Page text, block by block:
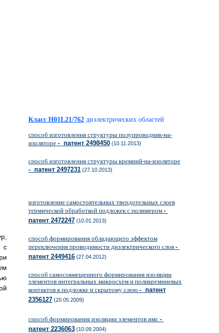
с
Класс H01L21/762 диэлектрических областей
способ изготовления структуры полупроводник-на-
изоляторе - патент 2498450 (10.11.2013)
способ изготовления структуры кремний-на-изоляторе
- патент 2497231 (27.10.2013)
изготовление самостоятельных твердотельных слоев
термической обработкой подложек с полимером -
патент 2472247 (10.01.2013)
способ формирования обладающего эффектом
переключения проводимости диэлектрического слоя -
патент 2449416 (27.04.2012)
способ самосовмещенного формирования изоляции
элементов интегральных микросхем и поликремниевых
контактов к подложке и скрытому слою - патент
2356127 (20.05.2009)
способ формирования изоляции элементов имс -
патент 2236063 (10.09.2004)